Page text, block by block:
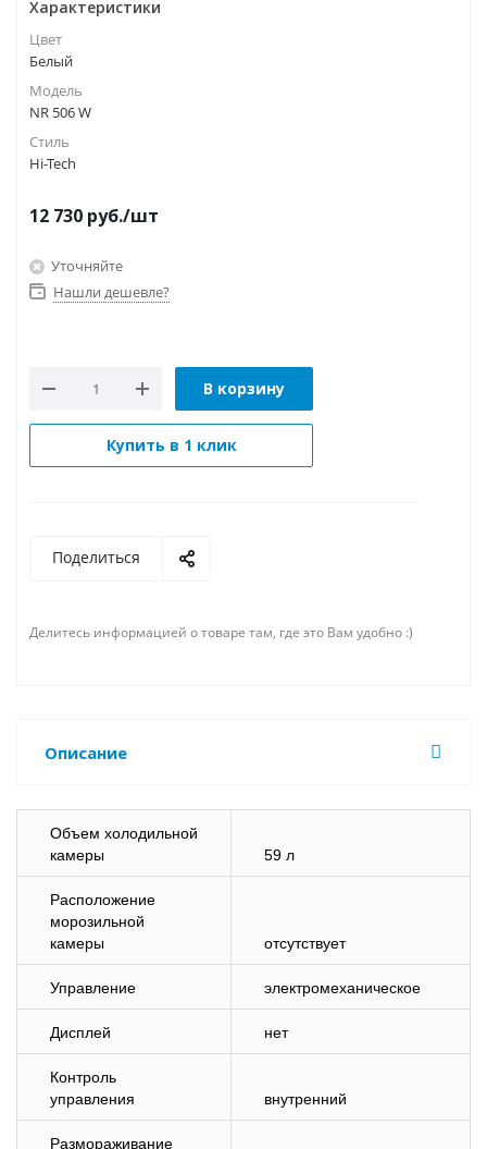
Характеристики
Цвет
Белый
Модель
NR 506 W
Стиль
Hi-Tech
12 730 руб./шт
Уточняйте
Нашли дешевле?
В корзину
Купить в 1 клик
Поделиться
Делитесь информацией о товаре там, где это Вам удобно :)
Описание
Объем холодильной
камеры
59 л
Расположение
морозильной
камеры
отсутствует
Управление электромеханическое
Дисплей нет
Контроль
управления
внутренний
Размораживание